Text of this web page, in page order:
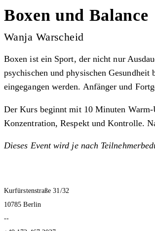
Boxen und Balance
Wanja Warscheid
Boxen ist ein Sport, der nicht nur
psychischen und physischen
eingegangen werden. Anfänger und
Der Kurs beginnt mit 10 Minuten Warm-
Konzentration, Respekt und Kontrolle.
Dieses Event wird je nach
Kurfürstenstraße 31/32
10785 Berlin
--